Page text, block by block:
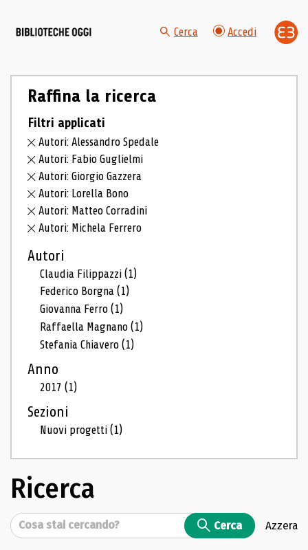
Cerca Accedi
Raffina la ricerca
Filtri applicati
Autori: Alessandro Spedale
Autori: Fabio Guglielmi
Autori: Giorgio Gazzera
Autori: Lorella Bono
Autori: Matteo Corradini
Autori: Michela Ferrero
Autori
Claudia Filippazzi(1)
Federico Borgna(1)
Giovanna Ferro(1)
Raffaella Magnano(1)
Stefania Chiavero(1)
Anno
2017(1)
Sezioni
Nuovi progetti(1)
Ricerca
Cerca Cerca Azzera